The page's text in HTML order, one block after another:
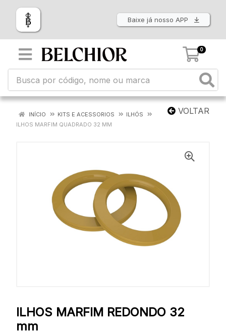
Baixe já nosso APP
0
VOLTAR
INÍCIO KITS E ACESSORIOS
ILHÓS
ILHOS MARFIM QUADRADO 32 MM
ILHOS MARFIM REDONDO 32
mm